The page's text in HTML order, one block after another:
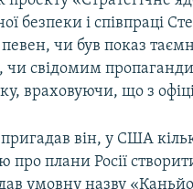
безпеки і співпраці
чи був показ
свідомим
враховуючи, що з
він, у США
про плани Росії
умовну назву